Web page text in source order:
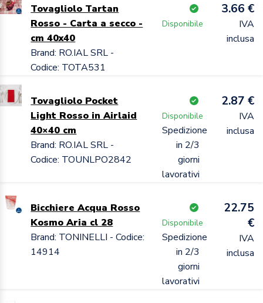
Tovagliolo Tartan
Rosso - Carta a secco -
cm 40x40
Brand: RO.IAL SRL -
Codice: TOTA531
Disponibile
3.66 €
IVA
inclusa
Tovagliolo Pocket
Light Rosso in Airlaid
40×40 cm
Brand: RO.IAL SRL -
Codice: TOUNLPO2842
Disponibile
Spedizione
in 2/3
giorni
lavorativi
2.87 €
IVA
inclusa
Bicchiere Acqua Rosso
Kosmo Aria cl 28
Brand: TONINELLI - Codice:
14914
Disponibile
Spedizione
in 2/3
giorni
lavorativi
22.75
€
IVA
inclusa